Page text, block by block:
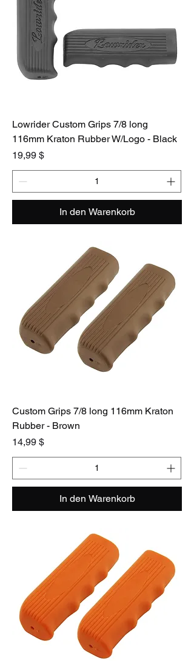
Lowrider Custom Grips 7/8 long
116mm Kraton Rubber W/Logo - Black
Preis
19,99 $
In den Warenkorb
Custom Grips 7/8 long 116mm Kraton
Rubber - Brown
Preis
14,99 $
In den Warenkorb